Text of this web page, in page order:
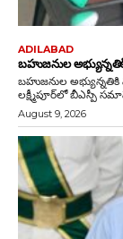
ADILABAD
బహుజనుల
బహుజనుల అభ్యున్నతికి
లక్ష్మీపూర్‌లో బీఎస్పీ
August 9, 2026